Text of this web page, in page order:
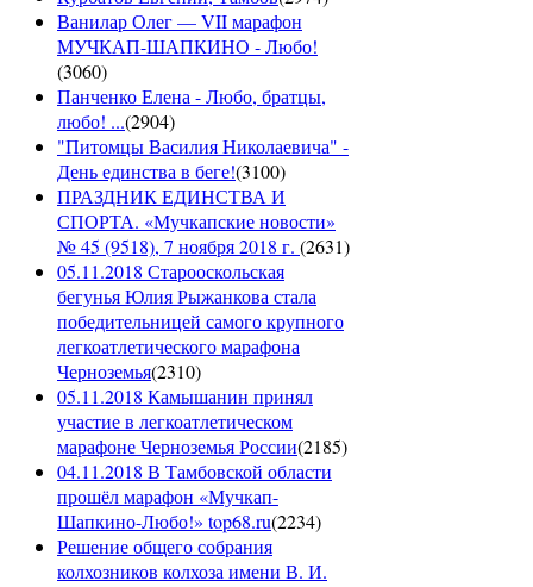
Ванилар Олег — VII марафон
МУЧКАП-ШАПКИНО - Любо!
(3060)
Панченко Елена - Любо, братцы,
любо! ...(2904)
"Питомцы Василия Николаевича" -
День единства в беге!(3100)
ПРАЗДНИК ЕДИНСТВА И
СПОРТА. «Мучкапские новости»
№ 45 (9518), 7 ноября 2018 г. (2631)
05.11.2018 Старооскольская
бегунья Юлия Рыжанкова стала
победительницей самого крупного
легкоатлетического марафона
Черноземья(2310)
05.11.2018 Камышанин принял
участие в легкоатлетическом
марафоне Черноземья России(2185)
04.11.2018 В Тамбовской области
прошёл марафон «Мучкап-
Шапкино-Любо!» top68.ru(2234)
Решение общего собрания
колхозников колхоза имени В. И.